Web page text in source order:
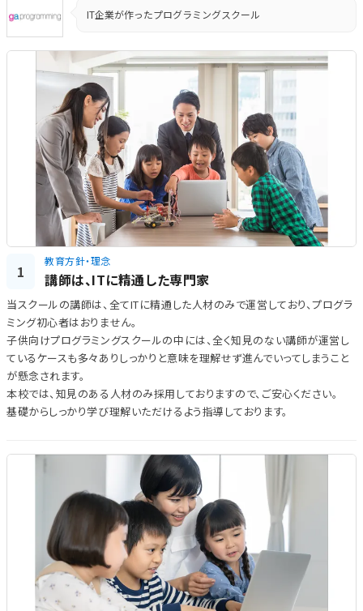
IT企業が作ったプログラミングスクール
1
教育方針・理念
講師は、ITに精通した専門家
当スクールの講師は、全てITに精通した人材のみで運営しており、プログラ
ミング初心者はおりません。
子供向けプログラミングスクールの中には、全く知見のない講師が運営し
ているケースも多々ありしっかりと意味を理解せず進んでいってしまうこと
が懸念されます。
本校では、知見のある人材のみ採用しておりますので、ご安心ください。
基礎からしっかり学び理解いただけるよう指導しております。